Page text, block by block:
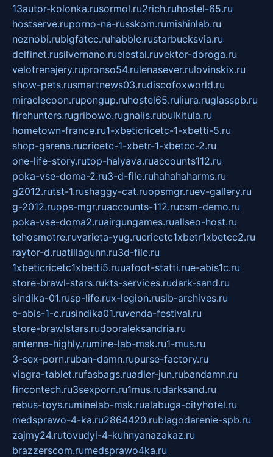
13autor-kolonka.rusormol.ru2rich.ruhostel-65.ru
hostserve.ruporno-na-russkom.rumishinlab.ru
neznobi.rubigfatcc.ruhabble.rustarbucksvia.ru
delfinet.rusilvernano.ruelestal.ruvektor-doroga.ru
velotrenajery.rupronso54.rulenasever.rulovinskix.ru
show-pets.rusmartnews03.rudiscofoxworld.ru
miraclecoon.rupongup.ruhostel65.ruliura.ruglasspb.ru
firehunters.rugribowo.rugnalis.rubulkitula.ru
hometown-france.ru1-xbeticricetc-1-xbetti-5.ru
shop-garena.rucricetc-1-xbetr-1-xbetcc-2.ru
one-life-story.rutop-halyava.ruaccounts112.ru
poka-vse-doma-2.ru3-d-file.ruhahahaharms.ru
g2012.rutst-1.rushaggy-cat.ruopsmgr.ruev-gallery.ru
g-2012.ruops-mgr.ruaccounts-112.rucsm-demo.ru
poka-vse-doma2.ruairgungames.ruallseo-host.ru
tehosmotre.ruvarieta-yug.rucricetc1xbetr1xbetcc2.ru
raytor-d.ruatillagunn.ru3d-file.ru
1xbeticricetc1xbetti5.ruuafoot-statti.rue-abis1c.ru
store-brawl-stars.rukts-services.rudark-sand.ru
sindika-01.rusp-life.rux-legion.rusib-archives.ru
e-abis-1-c.rusindika01.ruvenda-festival.ru
store-brawlstars.rudooraleksandria.ru
antenna-highly.rumine-lab-msk.ru1-mus.ru
3-sex-porn.ruban-damn.rupurse-factory.ru
viagra-tablet.rufasbags.ruadler-jun.rubandamn.ru
fincontech.ru3sexporn.ru1mus.rudarksand.ru
rebus-toys.ruminelab-msk.rualabuga-cityhotel.ru
medsprawo-4-ka.ru2864420.rublagodarenie-spb.ru
zajmy24.rutovudyi-4-kuhnyanazakaz.ru
brazzerscom.rumedsprawo4ka.ru